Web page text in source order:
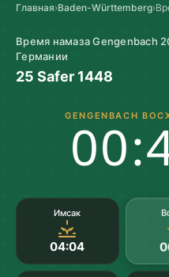
Главная›Baden-Württemberg›
Время намаза Gengenbach
Германии
25 Safer 1448
GENGENBACH
Имсак
04:04